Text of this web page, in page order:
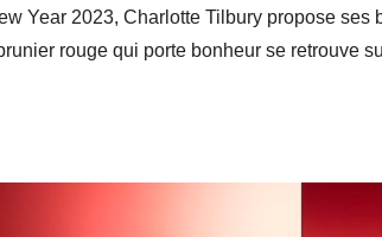
Year 2023, Charlotte Tilbury propose
rouge qui porte bonheur se retrouve